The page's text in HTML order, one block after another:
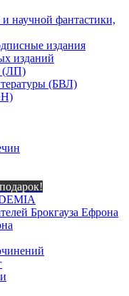
научной фантастики,
издания
изданий
(ЛП)
(БВЛ)
Брокгауза Ефрона